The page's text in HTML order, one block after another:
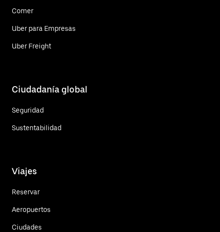
Comer
Uber para Empresas
Uber Freight
Ciudadanía global
Seguridad
Sustentabilidad
Viajes
Reservar
Aeropuertos
Ciudades